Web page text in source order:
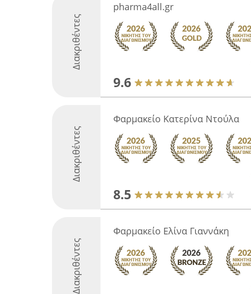
Διακριθέντες
pharma4all.gr
9.6
Διακριθέντες
Φαρμακείο Κατερίνα Ντούλα
8.5
Διακριθέντες
Φαρμακείο Ελίνα Γιαννάκη